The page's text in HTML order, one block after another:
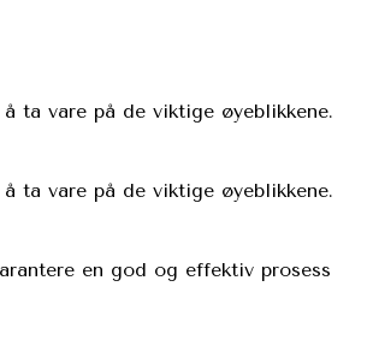
ta vare på de viktige øyeblikkene.​
ta vare på de viktige øyeblikkene.​
en god og effektiv prosess